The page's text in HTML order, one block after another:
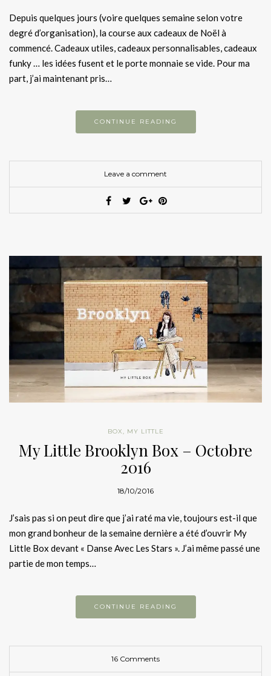
Depuis quelques jours (voire quelques semaine selon votre
degré d’organisation), la course aux cadeaux de Noël à
commencé. Cadeaux utiles, cadeaux personnalisables, cadeaux
funky … les idées fusent et le porte monnaie se vide. Pour ma
part, j’ai maintenant pris…
CONTINUE READING
Leave a comment
BOX, MY LITTLE
My Little Brooklyn Box – Octobre
2016
18/10/2016
J’sais pas si on peut dire que j’ai raté ma vie, toujours est-il que
mon grand bonheur de la semaine dernière a été d’ouvrir My
Little Box devant « Danse Avec Les Stars ». J’ai même passé une
partie de mon temps…
CONTINUE READING
16 Comments